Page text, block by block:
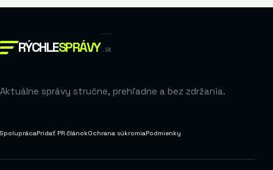
RÝCHLESPRÁVY .SK
Aktuálne správy stručne, prehľadne a bez zdržania.
SpoluprácaPridať PR článokOchrana súkromiaPodmienky